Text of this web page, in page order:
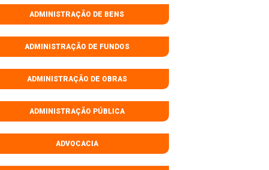
ADMINISTRAÇÃO DE BENS
ADMINISTRAÇÃO DE FUNDOS
ADMINISTRAÇÃO DE OBRAS
ADMINISTRAÇÃO PÚBLICA
ADVOCACIA